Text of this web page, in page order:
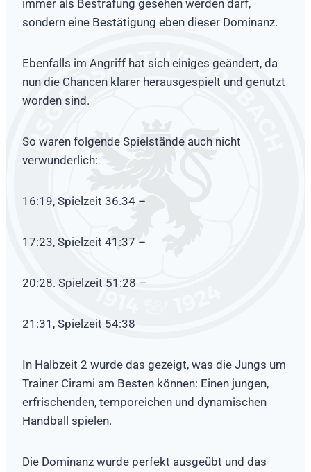
immer als Bestrafung gesehen werden darf,
sondern eine Bestätigung eben dieser Dominanz.
Ebenfalls im Angriff hat sich einiges geändert, da
nun die Chancen klarer herausgespielt und genutzt
worden sind.
So waren folgende Spielstände auch nicht
verwunderlich:
16:19, Spielzeit 36.34 –
17:23, Spielzeit 41:37 –
20:28. Spielzeit 51:28 –
21:31, Spielzeit 54:38
In Halbzeit 2 wurde das gezeigt, was die Jungs um
Trainer Cirami am Besten können: Einen jungen,
erfrischenden, temporeichen und dynamischen
Handball spielen.
Die Dominanz wurde perfekt ausgeübt und das